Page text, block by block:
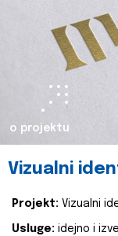
o projektu
Vizualni
Projekt: Vizualni
Usluge: idejno i